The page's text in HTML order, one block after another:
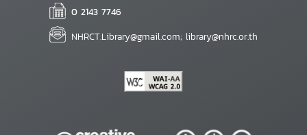
0 2143 7746
NHRCT.Library@gmail.com; library@nhrc.or.th